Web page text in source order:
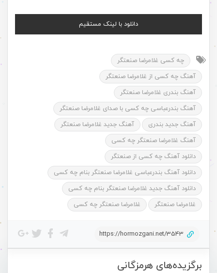
برگزیده‌های هرمزگانی
دانلود با لینک مستقیم
چه کسی غلامرضا صنعتگر
آهنگ چه کسی از غلامرضا صنعتگر
آهنگ بندری غلامرضا صنعتگر
آهنگ بندرعباسی چه کسی با صدای غلامرضا صنعتگر
آهنگ جدید بندری
آهنگ جدید غلامرضا صنعتگر
آهنگ غلامرضا صنعتگر چه کسی
دانلود آهنگ چه کسی از صنعتگر
دانلود آهنگ بندرعباسی غلامرضا صنعتگر بنام چه کسی
دانلود آهنگ جدید غلامرضا صنعتگر بنام چه کسی
غلامرضا صنعتگر
غلامرضا صنعتگر چه کسی
https://hormozgani.net/3543